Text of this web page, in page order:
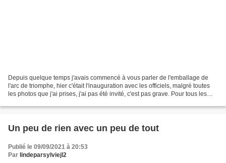
Depuis quelque temps j'avais commencé à vous parler de l'emballage de
l'arc de triomphe, hier c'était l'inauguration avec les officiels, malgré toutes
les photos que j'ai prises, j'ai pas été invité, c'est pas grave. Pour tous les
Un peu de rien avec un peu de tout
Publié le 09/09/2021 à 20:53
Par lindeparsylviejl2